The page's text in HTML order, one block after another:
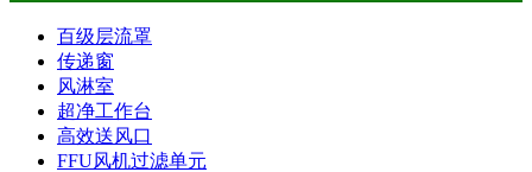
百级层流罩
传递窗
风淋室
超净工作台
高效送风口
FFU风机过滤单元